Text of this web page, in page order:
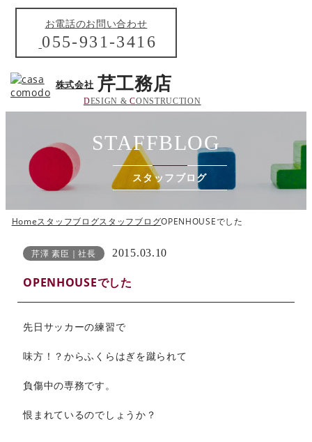
お電話のお問い合わせ
055-931-3416
株式会社 芹工務店
DESIGN &CONSTRUCTION
STAFFBLOG
スタッフブログ
HomeスタッフブログスタッフブログOPENHOUSEでした
芹澤 素臣｜社長 2015.03.10
OPENHOUSEでした
先日サッカーの練習で
味方！？からふくらはぎを蹴られて
負傷中の専務です。
恨まれているのでしょうか？